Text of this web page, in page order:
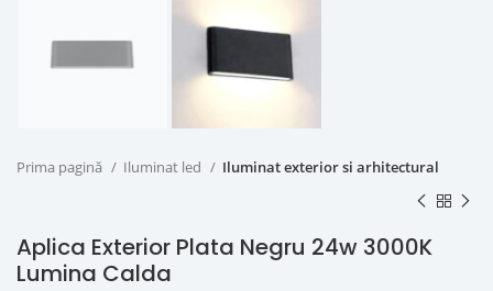
Prima pagină Iluminat led Iluminat exterior si arhitectural
Aplica Exterior Plata Negru 24w 3000K
Lumina Calda